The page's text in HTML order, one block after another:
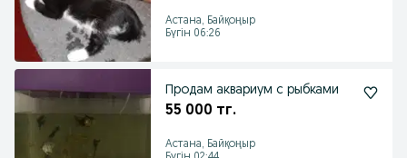
Астана, Байқоңыр
Бүгін 06:26
Продам аквариум с рыбками
55 000 тг.
Астана, Байқоңыр